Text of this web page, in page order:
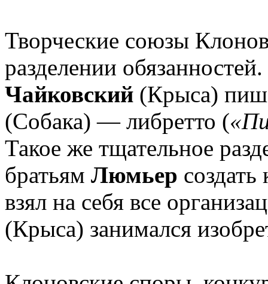
Творческие союзы
разделении
Чайковский (Крыса)
(Собака) — либретто (
Такое же тщательное
братьям Люмьер
взял на себя все
(Крыса) занимался